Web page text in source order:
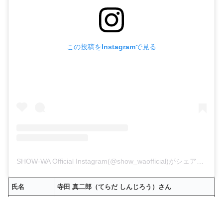
この投稿をInstagramで見る
SHOW-WA Official Instagram(@show_waofficial)がシェアした投稿
氏名 寺田 真二郎（てらだ しんじろう）さん